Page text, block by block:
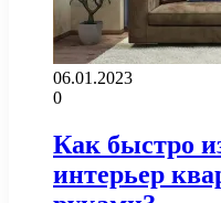
06.01.2023
0
Как быстро
интерьер